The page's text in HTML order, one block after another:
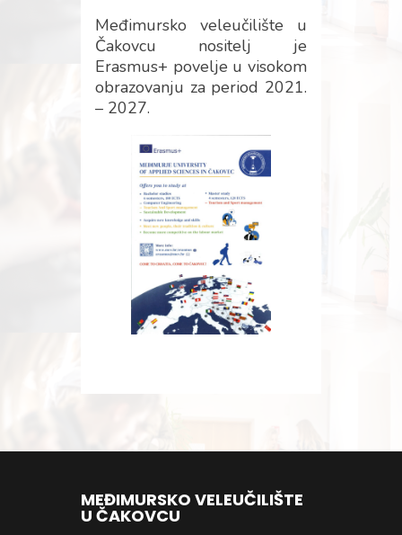
Međimursko veleučilište u
Čakovcu nositelj je
Erasmus+ povelje u visokom
obrazovanju za period 2021.
– 2027.
MEĐIMURSKO VELEUČILIŠTE
U ČAKOVCU